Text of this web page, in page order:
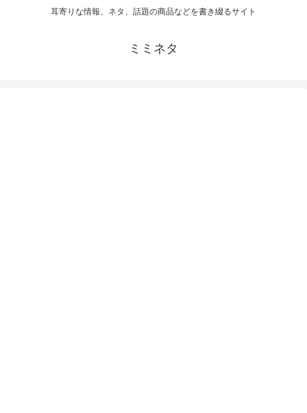
耳寄りな情報、ネタ、話題の商品などを書き綴るサイト
ミミネタ